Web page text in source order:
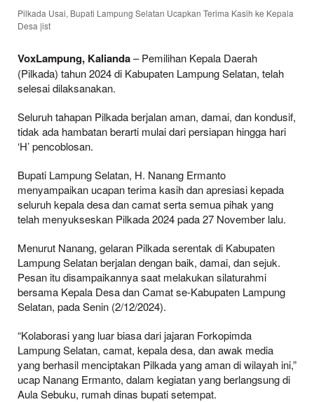
Pilkada Usai, Bupati Lampung Selatan Ucapkan Terima Kasih ke Kepala
Desa |ist
VoxLampung, Kalianda– Pemilihan Kepala Daerah
(Pilkada) tahun 2024 di Kabupaten Lampung Selatan, telah
selesai dilaksanakan.
Seluruh tahapan Pilkada berjalan aman, damai, dan kondusif,
tidak ada hambatan berarti mulai dari persiapan hingga hari
‘H’ pencoblosan.
Bupati Lampung Selatan, H. Nanang Ermanto
menyampaikan ucapan terima kasih dan apresiasi kepada
seluruh kepala desa dan camat serta semua pihak yang
telah menyukseskan Pilkada 2024 pada 27 November lalu.
Menurut Nanang, gelaran Pilkada serentak di Kabupaten
Lampung Selatan berjalan dengan baik, damai, dan sejuk.
Pesan itu disampaikannya saat melakukan silaturahmi
bersama Kepala Desa dan Camat se-Kabupaten Lampung
Selatan, pada Senin (2/12/2024).
“Kolaborasi yang luar biasa dari jajaran Forkopimda
Lampung Selatan, camat, kepala desa, dan awak media
yang berhasil menciptakan Pilkada yang aman di wilayah ini,”
ucap Nanang Ermanto, dalam kegiatan yang berlangsung di
Aula Sebuku, rumah dinas bupati setempat.